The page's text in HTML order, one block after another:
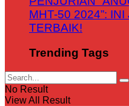
MHT-50 2024”:
TERBAIK!
Trending Tags
No Result
View All Result